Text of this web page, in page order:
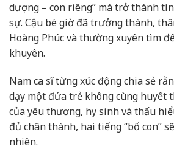
dượng – con riêng” mà trở thành
sự. Cậu bé giờ đã trưởng thành,
Hoàng Phúc và thường xuyên tìm
khuyên.
Nam ca sĩ từng xúc động chia sẻ
dạy một đứa trẻ không cùng huyết
của yêu thương, hy sinh và thấu
đủ chân thành, hai tiếng “bố con”
nhiên.